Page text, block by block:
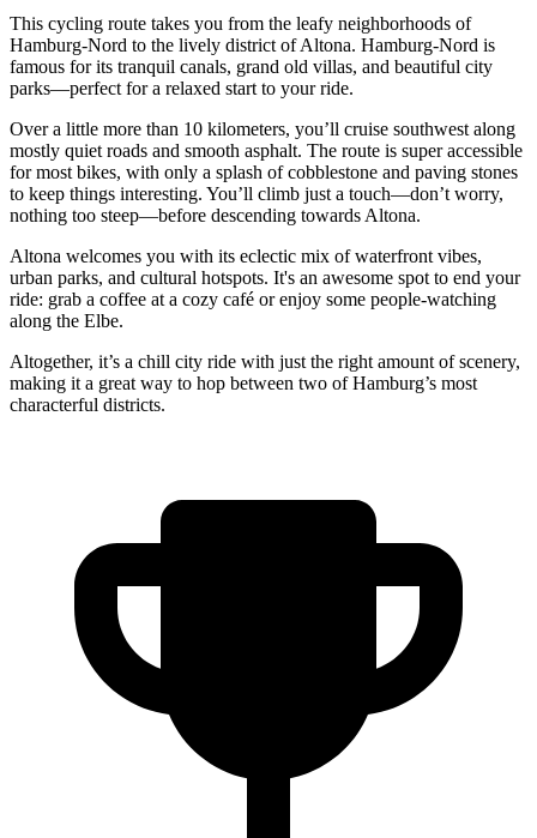
This cycling route takes you from the leafy neighborhoods of
Hamburg-Nord to the lively district of Altona. Hamburg-Nord is
famous for its tranquil canals, grand old villas, and beautiful city
parks—perfect for a relaxed start to your ride.
Over a little more than 10 kilometers, you’ll cruise southwest along
mostly quiet roads and smooth asphalt. The route is super accessible
for most bikes, with only a splash of cobblestone and paving stones
to keep things interesting. You’ll climb just a touch—don’t worry,
nothing too steep—before descending towards Altona.
Altona welcomes you with its eclectic mix of waterfront vibes,
urban parks, and cultural hotspots. It's an awesome spot to end your
ride: grab a coffee at a cozy café or enjoy some people-watching
along the Elbe.
Altogether, it’s a chill city ride with just the right amount of scenery,
making it a great way to hop between two of Hamburg’s most
characterful districts.